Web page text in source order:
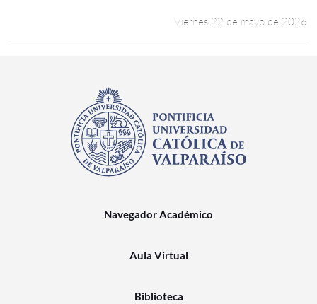
Viernes 22 de mayo de 2026
Navegador Académico
Aula Virtual
Biblioteca